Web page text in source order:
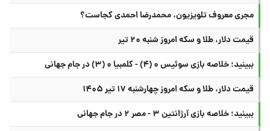
مجری معروف تلویزیون، محمدرضا احمدی کجاست؟
قیمت دلار، طلا و سکه امروز شنبه ۲۰ تیر
ببینید؛ خلاصه بازی سوئیس ۰ (۴) - کلمبیا ۰ (۳) در جام جهانی
قیمت دلار، طلا و سکه امروز چهارشنبه ۱۷ تیر ۱۴۰۵
ببینید؛ خلاصه بازی آرژانتین ۳ - مصر ۲ در جام جهانی